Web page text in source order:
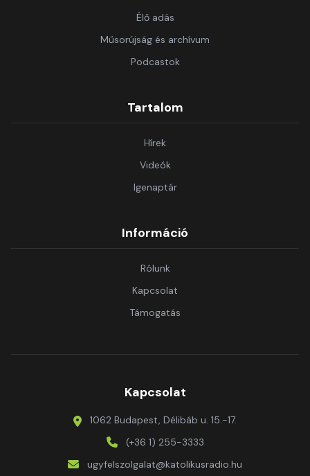
Élő adás
Műsorújság és archívum
Podcastok
Tartalom
Hírek
Videók
Igenaptár
Információ
Rólunk
Kapcsolat
Támogatás
Kapcsolat
1062 Budapest, Délibáb u. 15.-17.
(+36 1) 255-3333
ugyfelszolgalat@katolikusradio.hu